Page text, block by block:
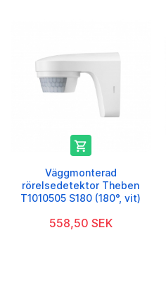

Väggmonterad
rörelsedetektor Theben
T1010505 S180 (180°, vit)
558,50 SEK